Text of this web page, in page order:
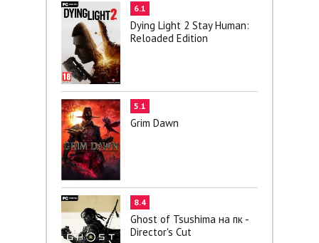
6.1
Dying Light 2 Stay Human:
Reloaded Edition
5.1
Grim Dawn
8.4
Ghost of Tsushima на пк -
Director's Cut